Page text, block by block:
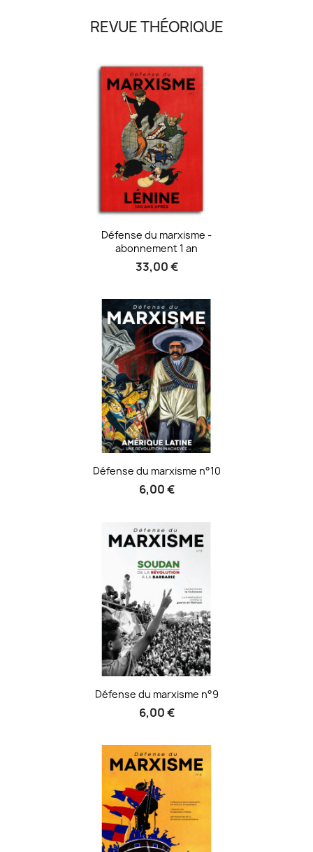
REVUE THÉORIQUE
Défense du marxisme -
abonnement 1 an
33,00 €
Défense du marxisme n°10
6,00 €
Défense du marxisme n°9
6,00 €